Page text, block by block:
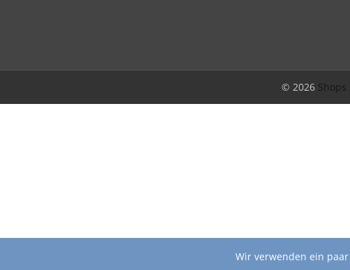
© 2026
Wir verwenden ein